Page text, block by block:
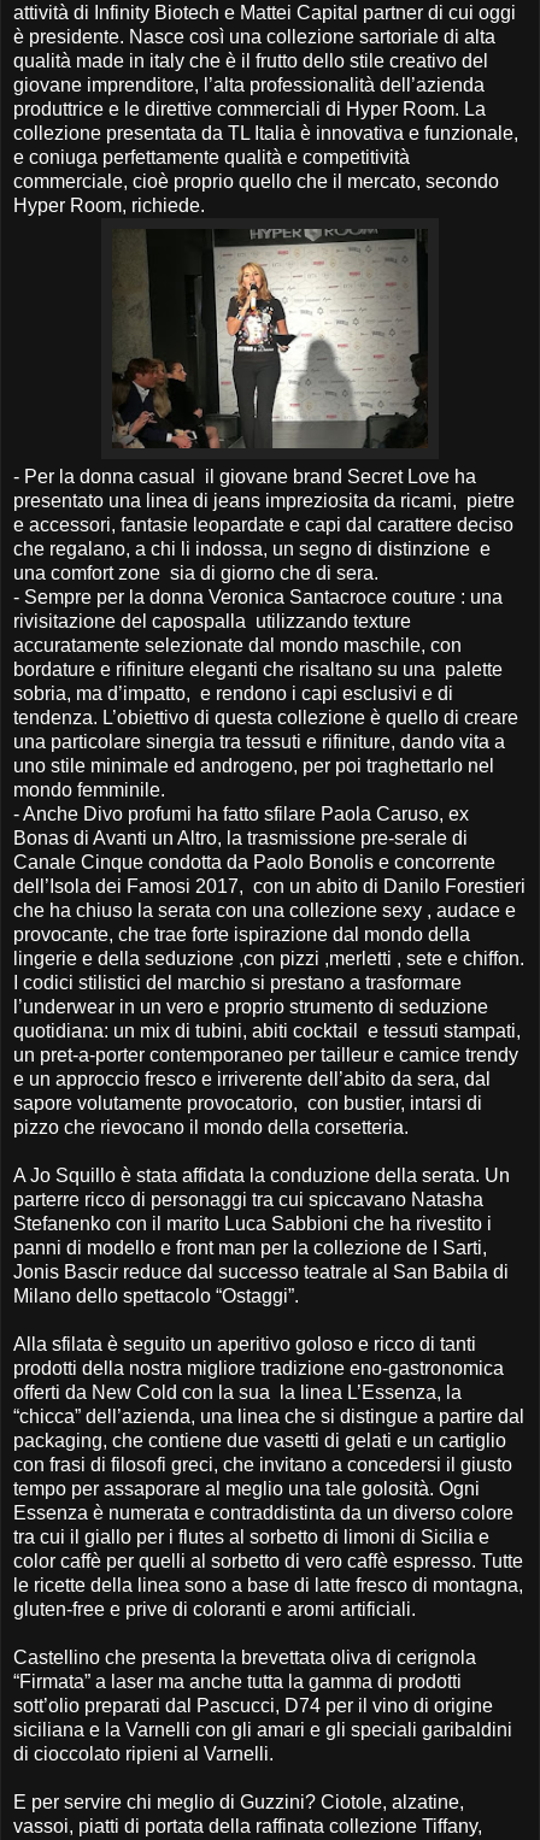
attività di Infinity Biotech e Mattei Capital partner di cui oggi
è presidente. Nasce così una collezione sartoriale di alta
qualità made in italy che è il frutto dello stile creativo del
giovane imprenditore, l’alta professionalità dell’azienda
produttrice e le direttive commerciali di Hyper Room. La
collezione presentata da TL Italia è innovativa e funzionale,
e coniuga perfettamente qualità e competitività
commerciale, cioè proprio quello che il mercato, secondo
Hyper Room, richiede.
- Per la donna casual il giovane brand Secret Love ha
presentato una linea di jeans impreziosita da ricami, pietre
e accessori, fantasie leopardate e capi dal carattere deciso
che regalano, a chi li indossa, un segno di distinzione e
una comfort zone sia di giorno che di sera.
- Sempre per la donna Veronica Santacroce couture : una
rivisitazione del capospalla utilizzando texture
accuratamente selezionate dal mondo maschile, con
bordature e rifiniture eleganti che risaltano su una palette
sobria, ma d’impatto, e rendono i capi esclusivi e di
tendenza. L’obiettivo di questa collezione è quello di creare
una particolare sinergia tra tessuti e rifiniture, dando vita a
uno stile minimale ed androgeno, per poi traghettarlo nel
mondo femminile.
-Anche Divo profumi ha fatto sfilare Paola Caruso, ex
Bonas di Avanti un Altro, la trasmissione pre-serale di
Canale Cinque condotta da Paolo Bonolis e concorrente
dell’Isola dei Famosi 2017, con un abito di Danilo Forestieri
che ha chiuso la serata con una collezione sexy , audace e
provocante, che trae forte ispirazione dal mondo della
lingerie e della seduzione ,con pizzi ,merletti , sete e chiffon.
I codici stilistici del marchio si prestano a trasformare
l’underwear in un vero e proprio strumento di seduzione
quotidiana: un mix di tubini, abiti cocktail e tessuti stampati,
un pret-a-porter contemporaneo per tailleur e camice trendy
e un approccio fresco e irriverente dell’abito da sera, dal
sapore volutamente provocatorio, con bustier, intarsi di
pizzo che rievocano il mondo della corsetteria.
A Jo Squillo è stata affidata la conduzione della serata. Un
parterre ricco di personaggi tra cui spiccavano Natasha
Stefanenko con il marito Luca Sabbioni che ha rivestito i
panni di modello e front man per la collezione de I Sarti,
Jonis Bascir reduce dal successo teatrale al San Babila di
Milano dello spettacolo “Ostaggi”.
Alla sfilata è seguito un aperitivo goloso e ricco di tanti
prodotti della nostra migliore tradizione eno-gastronomica
offerti da New Cold con la sua la linea L’Essenza, la
“chicca” dell’azienda, una linea che si distingue a partire dal
packaging, che contiene due vasetti di gelati e un cartiglio
con frasi di filosofi greci, che invitano a concedersi il giusto
tempo per assaporare al meglio una tale golosità. Ogni
Essenza è numerata e contraddistinta da un diverso colore
tra cui il giallo per i flutes al sorbetto di limoni di Sicilia e
color caffè per quelli al sorbetto di vero caffè espresso. Tutte
le ricette della linea sono a base di latte fresco di montagna,
gluten-free e prive di coloranti e aromi artificiali.
Castellino che presenta la brevettata oliva di cerignola
“Firmata” a laser ma anche tutta la gamma di prodotti
sott’olio preparati dal Pascucci, D74 per il vino di origine
siciliana e la Varnelli con gli amari e gli speciali garibaldini
di cioccolato ripieni al Varnelli.
E per servire chi meglio di Guzzini? Ciotole, alzatine,
vassoi, piatti di portata della raffinata collezione Tiffany,